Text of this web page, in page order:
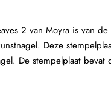
2 van Moyra is van
Deze
De stempelplaat